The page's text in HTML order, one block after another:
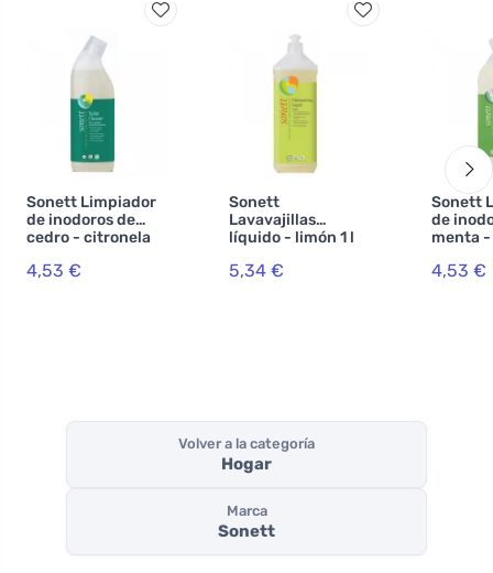
Sonett Limpiador
de inodoros de
cedro - citronela
4,53 €
Sonett
Lavavajillas
líquido - limón 1 l
5,34 €
Sonett
de
menta
4,53 €
Volver a la categoría
Hogar
Marca
Sonett